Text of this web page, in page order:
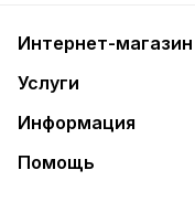
Интернет-магазин
Услуги
Информация
Помощь